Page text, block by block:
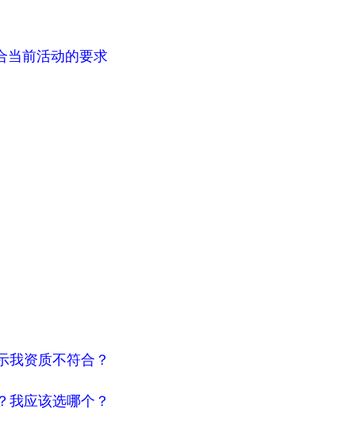
当前活动的要求
我资质不符合？
我应该选哪个？